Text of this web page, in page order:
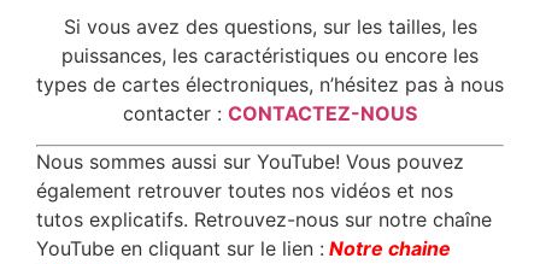
Si vous avez des questions, sur les tailles, les
puissances, les caractéristiques ou encore les
types de cartes électroniques, n’hésitez pas à nous
contacter : CONTACTEZ-NOUS
Nous sommes aussi sur YouTube! Vous pouvez
également retrouver toutes nos vidéos et nos
tutos explicatifs. Retrouvez-nous sur notre chaîne
YouTube en cliquant sur le lien : Notre chaine